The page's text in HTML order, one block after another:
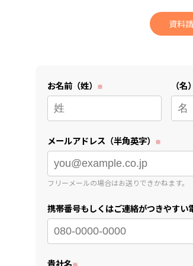
資料
お名前（姓） （名）
メールアドレス（半角英字）
フリーメールの場合はお送りできかねます。
携帯番号もしくはご連絡がつきやすい
貴社名